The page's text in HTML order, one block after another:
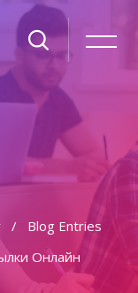
Blog Entries
Онлайн